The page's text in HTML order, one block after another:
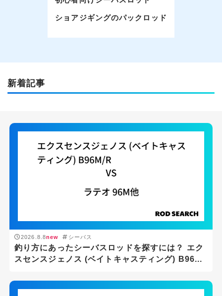
ショアジギングのパックロッド
新着記事
2026.8.8new シーバス
釣り方にあったシーバスロッドを探すには？ エク
スセンスジェノス (ベイトキャスティング) B96...